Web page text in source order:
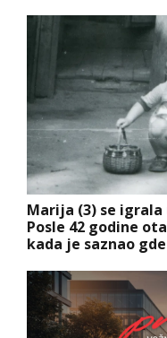
Marija (3) se
Posle 42 godine
kada je saznao